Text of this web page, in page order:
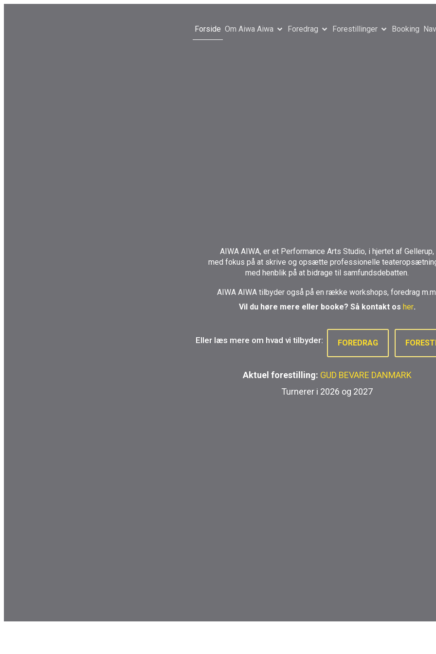
Forside Om Aiwa Aiwa Foredrag Forestillinger Booking
AIWA AIWA, er et Performance Arts Studio, i hjertet af Gellerup,
med fokus på at skrive og opsætte professionelle
med henblik på at bidrage til samfundsdebatten.
AIWA AIWA tilbyder også på en række workshops, foredrag m.m.
Vil du høre mere eller booke? Så kontakt os her.
Eller læs mere om hvad vi tilbyder: FOREDRAG
Aktuel forestilling: GUD BEVARE DANMARK
Turnerer i 2026 og 2027